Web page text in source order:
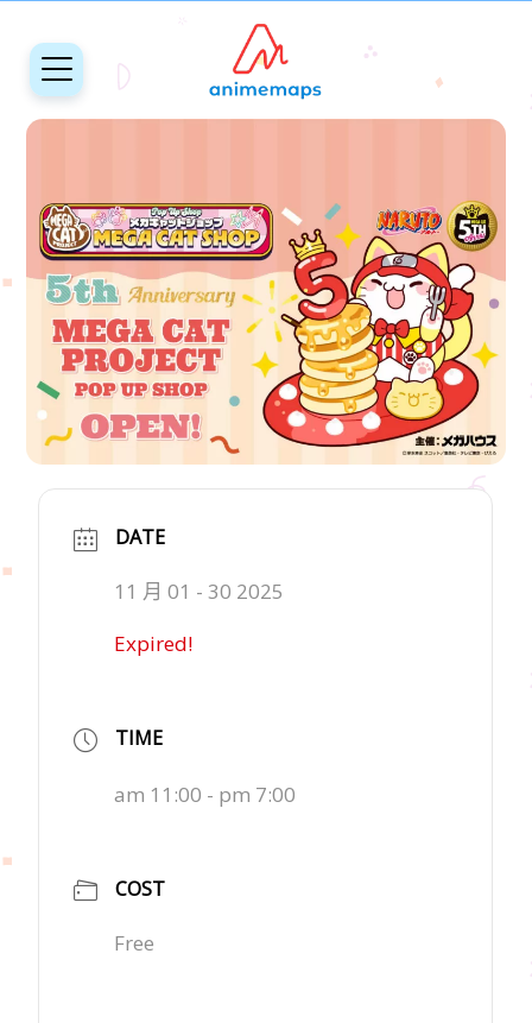
DATE
11 月 01 - 30 2025
Expired!
TIME
am 11:00 - pm 7:00
COST
Free